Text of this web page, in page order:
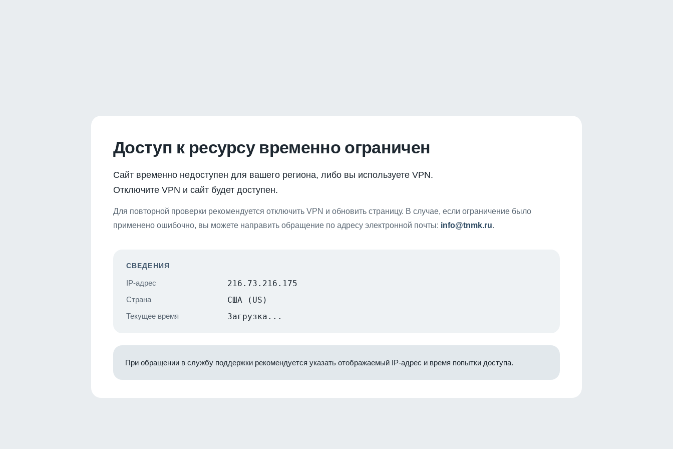
Доступ к ресурсу временно ограничен
Сайт временно недоступен для вашего региона, либо вы используете VPN.
Отключите VPN и сайт будет доступен.
Для повторной проверки рекомендуется отключить VPN и обновить страницу. В случае, если ограничение было
применено ошибочно, вы можете направить обращение по адресу электронной почты: info@tnmk.ru.
СВЕДЕНИЯ
IP-адрес 216.73.216.175
Страна США (US)
Текущее время Загрузка...
При обращении в службу поддержки рекомендуется указать отображаемый IP-адрес и время попытки доступа.